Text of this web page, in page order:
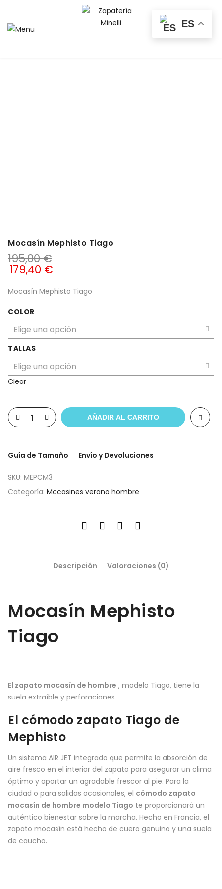
0
EUR
Mocasín Mephisto Tiago
195,00€
179,40 €
Mocasín Mephisto Tiago
COLOR
TALLAS
Clear
AÑADIR AL CARRITO
Guía de Tamaño Envío y Devoluciones
SKU: MEPCM3
Categoría: Mocasines verano hombre
Descripción Valoraciones (0)
Mocasín Mephisto
Tiago
El zapato mocasín de hombre , modelo Tiago, tiene la
suela extraíble y perforaciones.
El cómodo zapato Tiago de
Mephisto
Un sistema AIR JET integrado que permite la absorción de
aire fresco en el interior del zapato para asegurar un clima
óptimo y aportar un agradable frescor al pie. Para la
ciudad o para salidas ocasionales, el cómodo zapato
mocasín de hombre modelo Tiago te proporcionará un
auténtico bienestar sobre la marcha. Hecho en Francia, el
zapato mocasín está hecho de cuero genuino y una suela
de caucho.
ES